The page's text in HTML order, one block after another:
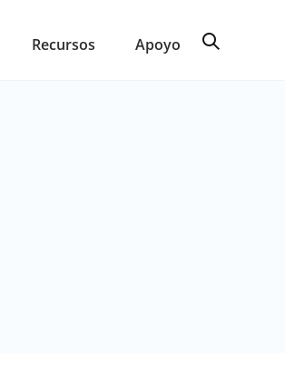
Recursos Apoyo